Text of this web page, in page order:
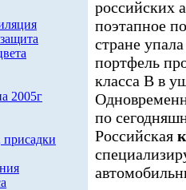
2005г
российских
поэтапное
стране
портфель
класса B в
по
Российская